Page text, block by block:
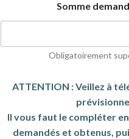
Somme
Obligatoirement
ATTENTION : Veillez à
Il vous faut le compléter
demandés et obtenus,